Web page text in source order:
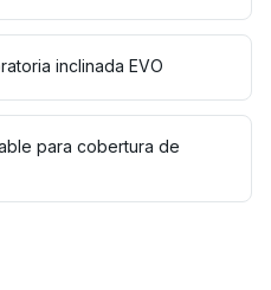
inclinada EVO
para cobertura de